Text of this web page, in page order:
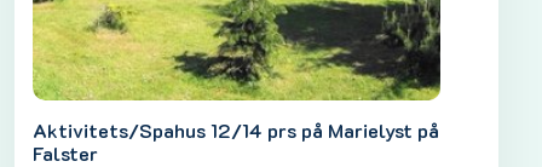
Aktivitets/Spahus 12/14 prs på Marielyst på
Falster